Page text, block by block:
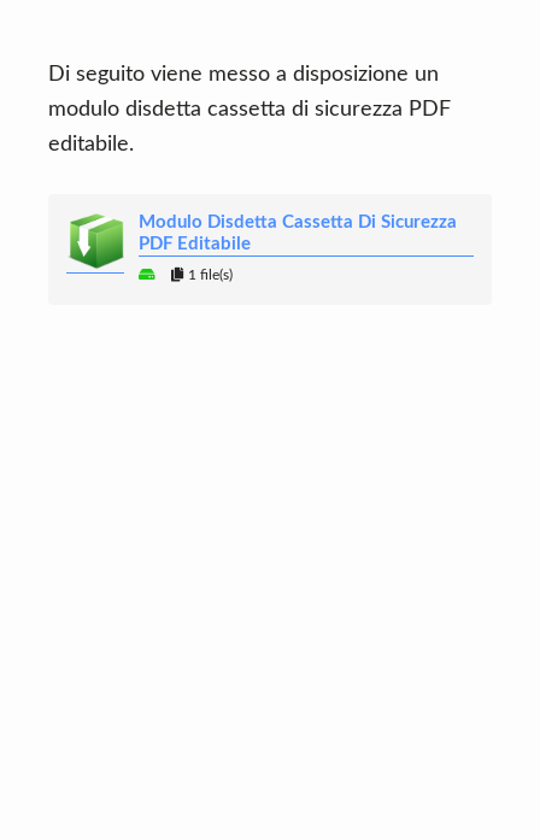
Di seguito viene messo a disposizione un
modulo disdetta cassetta di sicurezza PDF
editabile.
Modulo Disdetta Cassetta Di Sicurezza
PDF Editabile
1 file(s)